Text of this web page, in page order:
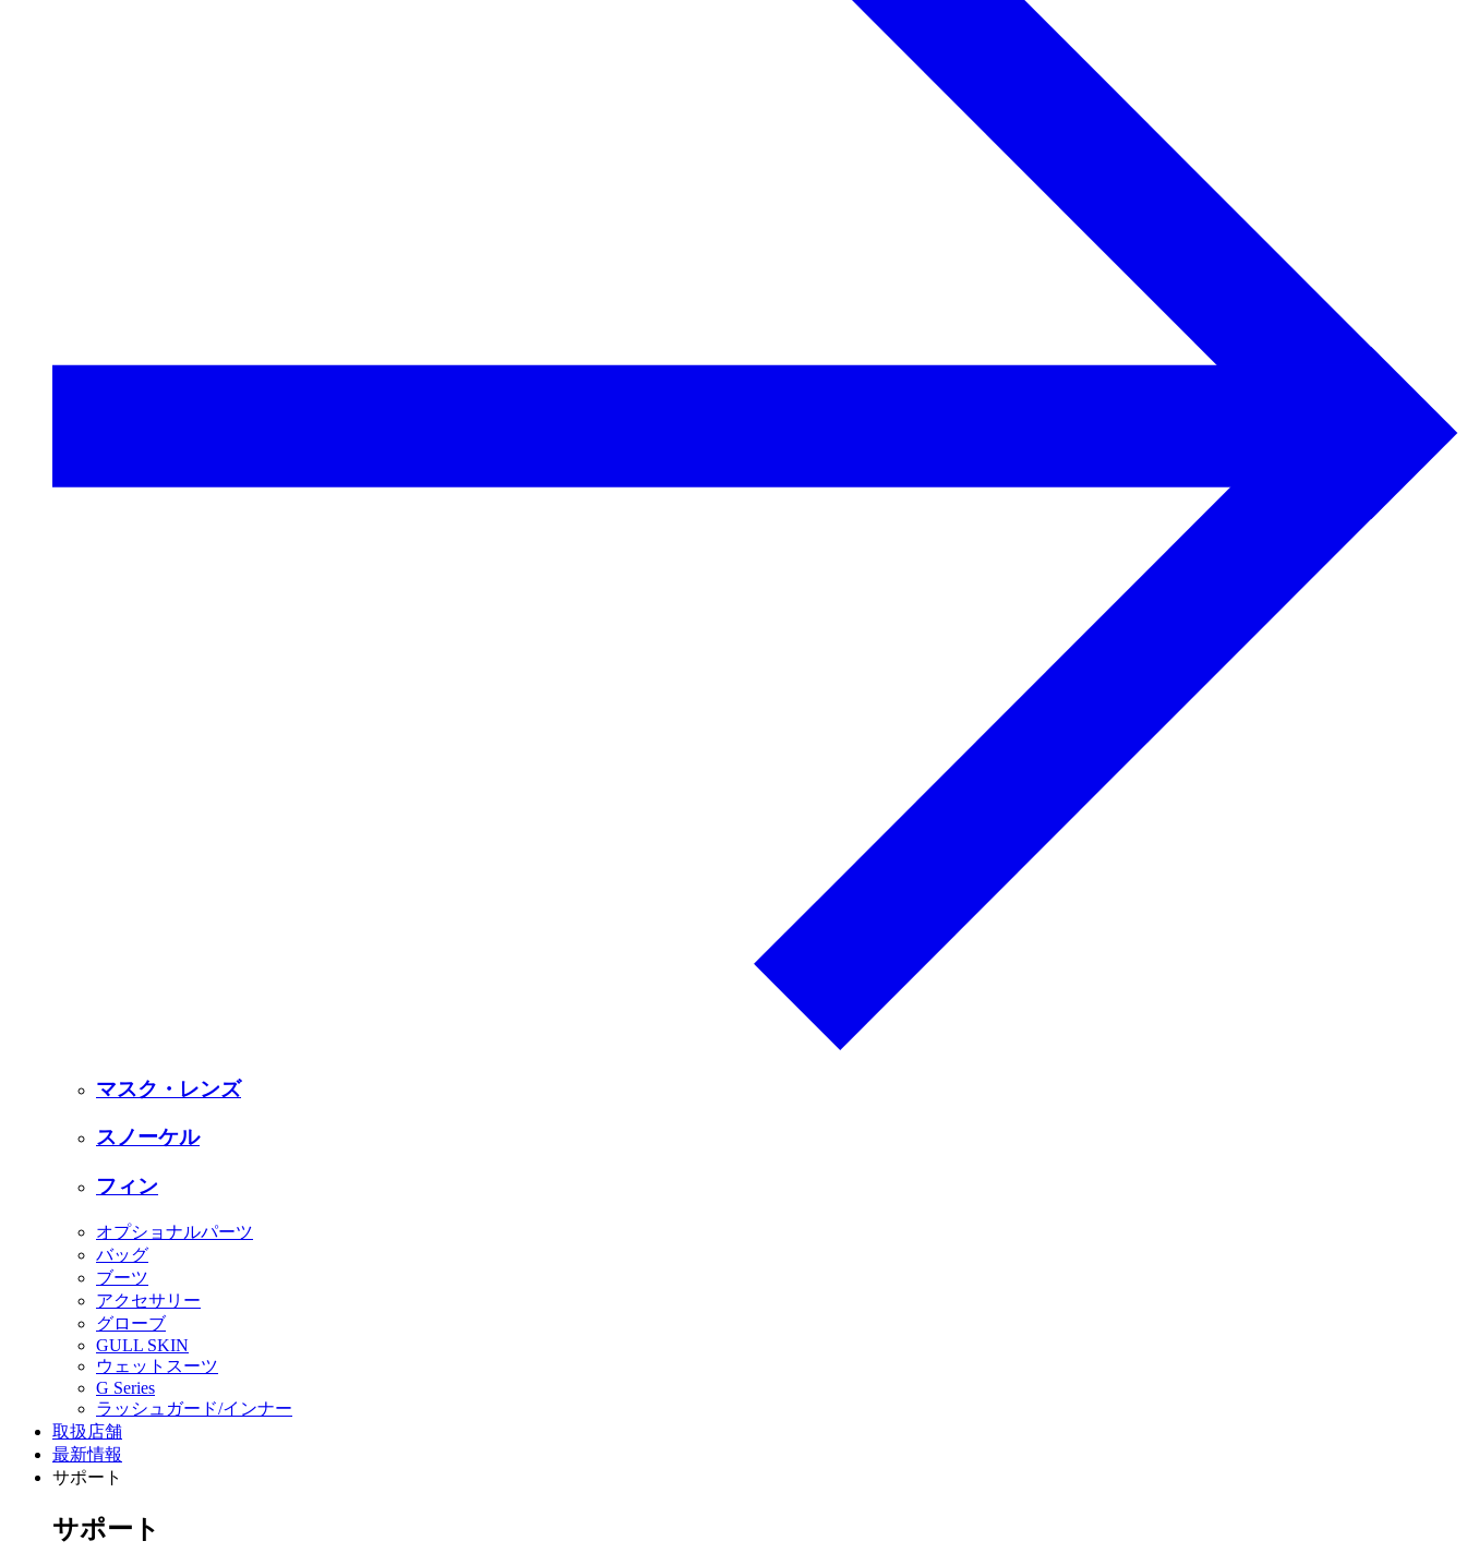
マスク・レンズ
スノーケル
フィン
オプショナルパーツ
バッグ
ブーツ
アクセサリー
グローブ
GULL SKIN
ウェットスーツ
G Series
ラッシュガード/インナー
取扱店舗
最新情報
サポート
サポート